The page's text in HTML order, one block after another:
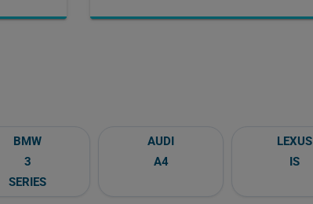
BMW
3
SERIES
AUDI
A4
LEXUS
IS